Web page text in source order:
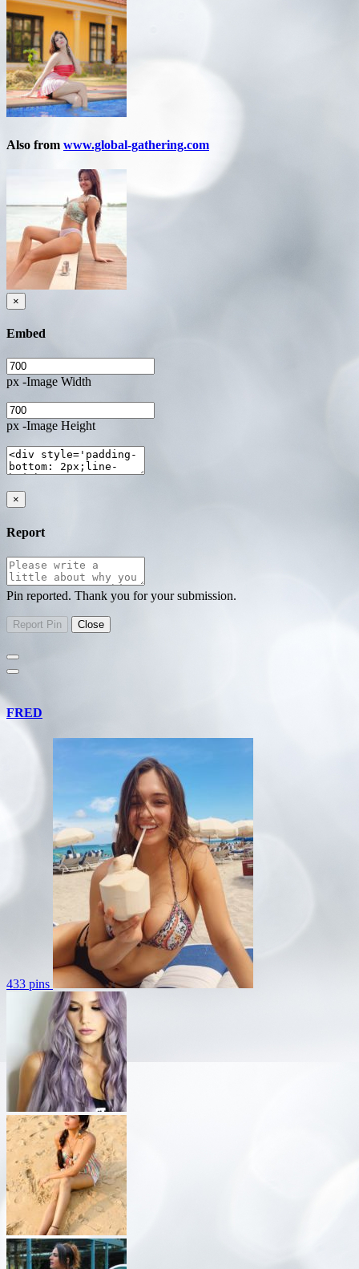
Also from www.global-gathering.com
×
Embed
px -Image Width
px -Image Height
×
Report
Pin reported. Thank you for your submission.
FRED
433 pins